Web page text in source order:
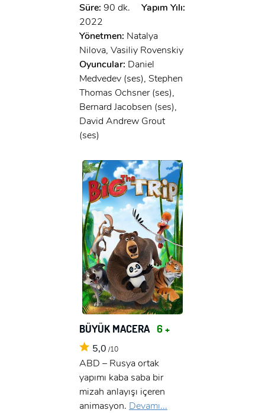
GIRIŞ YAP
E-Posta:
Şifre:
Beni Hatırla Şifremi Unuttum ?
GIRIŞ
ÜYE OL
Ad Soyad:
E-Posta:
ÜYE OL
GIRIŞ
Süre: 90 dk.
Yapım Yılı:
2022
Yönetmen: Natalya
Nilova, Vasiliy Rovenskiy
Oyuncular: Daniel
Medvedev (ses), Stephen
Thomas Ochsner (ses),
Bernard Jacobsen (ses),
David Andrew Grout
(ses)
BÜYÜK MACERA 6 +
5,0 /10
ABD – Rusya ortak
yapımı kaba saba bir
mizah anlayışı içeren
animasyon. Devamı...